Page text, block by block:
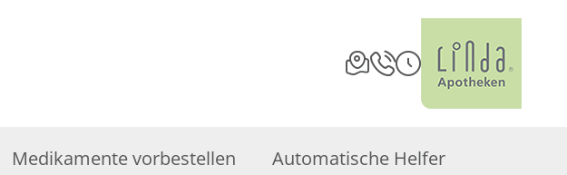
Medikamente vorbestellen Automatische Helfer